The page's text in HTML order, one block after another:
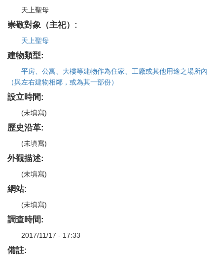
天上聖母
崇敬對象（主祀）:
天上聖母
建物類型:
平房、公寓、大樓等建物作為住家、工廠或其他用途之場所內
（與左右建物相鄰，或為其一部份）
設立時間:
(未填寫)
歷史沿革:
(未填寫)
外觀描述:
(未填寫)
網站:
(未填寫)
調查時間:
2017/11/17 - 17:33
備註: